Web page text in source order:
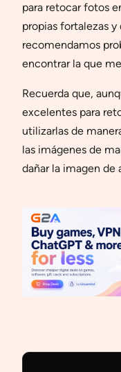
para retocar fotos
propias fortalezas
recomendamos
encontrar la que
Recuerda que,
excelentes para
utilizarlas de
las imágenes de
dañar la imagen de